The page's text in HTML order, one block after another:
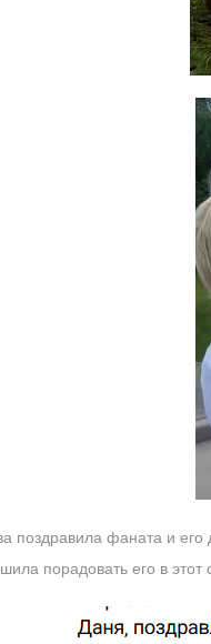
поздравила фаната и
порадовать его в этот